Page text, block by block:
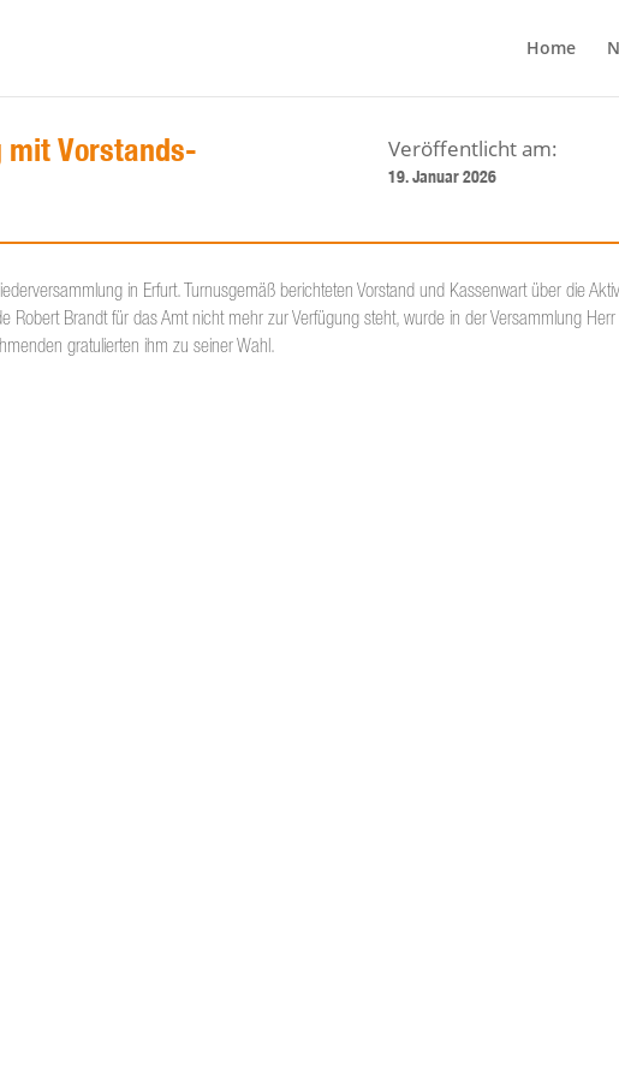
Home
mit Vorstands-
19. Januar 2026
in Erfurt. Turnusgemäß berichteten Vorstand und Kassenwart über die
Robert Brandt für das Amt nicht mehr zur Verfügung steht, wurde in der Versammlung
gratulierten ihm zu seiner Wahl.